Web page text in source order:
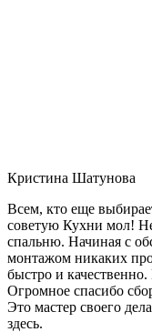
Кристина Шатунова
Всем, кто еще
советую Кухни мол!
спальню. Начиная с
монтажом никаких
быстро и
Огромное спасибо
Это мастер своего
здесь.